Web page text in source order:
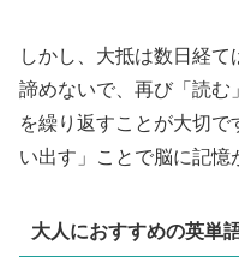
しかし、大抵は数日経
諦めないで、再び「読む
を繰り返すことが大切
い出す」ことで脳に記憶
大人におすすめの英単